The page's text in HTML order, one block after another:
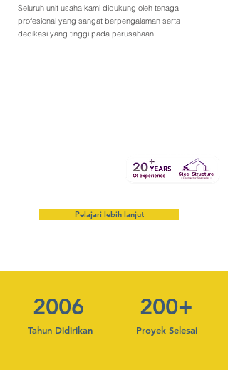
Seluruh unit usaha kami didukung oleh tenaga
profesional yang sangat berpengalaman serta
dedikasi yang tinggi pada perusahaan.
Pelajari lebih lanjut
2006
Tahun Didirikan
200+
Proyek Selesai